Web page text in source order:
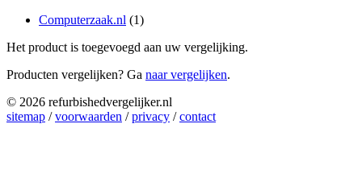
Computerzaak.nl (1)
Het product is toegevoegd aan uw vergelijking.
Producten vergelijken? Ga naar vergelijken.
© 2026 refurbishedvergelijker.nl
sitemap /voorwaarden /privacy /contact